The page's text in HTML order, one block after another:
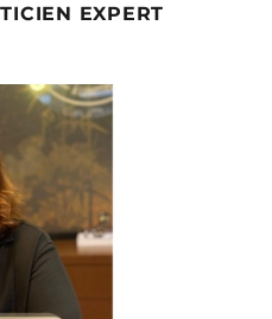
EXPERT